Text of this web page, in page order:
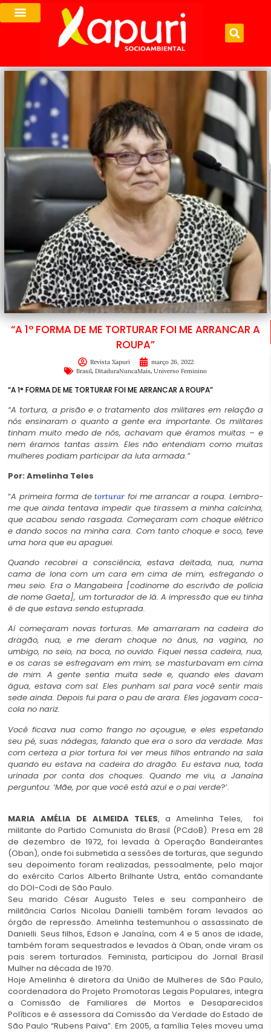
“A 1° FORMA DE ME TORTURAR FOI ME ARRANCAR A
ROUPA”
Revista Xapuri
março 26, 2022
Brasil, DitaduraNuncaMais, Universo Feminino
“A 1° FORMA DE ME TORTURAR FOI ME ARRANCAR A ROUPA”
“A tortura, a prisão e o tratamento dos militares em relação a
nós ensinaram o quanto a gente era importante. Os militares
tinham muito medo de nós, achavam que éramos muitas – e
nem éramos tantas assim. Eles não entendiam como muitas
mulheres podiam participar da luta armada.”
Por: Amelinha Teles
“A primeira forma detorturar foi me arrancar a roupa. Lembro-
me que ainda tentava impedir que tirassem a minha calcinha,
que acabou sendo rasgada. Começaram com choque elétrico
e dando socos na minha cara. Com tanto choque e soco, teve
uma hora que eu apaguei.
Quando recobrei a consciência, estava deitada, nua, numa
cama de lona com um cara em cima de mim, esfregando o
meu seio. Era o Mangabeira [codinome do escrivão de polícia
de nome Gaeta], um torturador de lá. A impressão que eu tinha
é de que estava sendo estuprada.
Aí começaram novas torturas. Me amarraram na cadeira do
dragão, nua, e me deram choque no ânus, na vagina, no
umbigo, no seio, na boca, no ouvido. Fiquei nessa cadeira, nua,
e os caras se esfregavam em mim, se masturbavam em cima
de mim. A gente sentia muita sede e, quando eles davam
água, estava com sal. Eles punham sal para você sentir mais
sede ainda. Depois fui para o pau de arara. Eles jogavam coca-
cola no nariz.
Você ficava nua como frango no açougue, e eles espetando
seu pé, suas nádegas, falando que era o soro da verdade. Mas
com certeza a pior tortura foi ver meus filhos entrando na sala
quando eu estava na cadeira do dragão. Eu estava nua, toda
urinada por conta dos choques. Quando me viu, a Janaína
perguntou: ‘Mãe, por que você está azul e o pai verde?’.
MARIA AMÉLIA DE ALMEIDA TELES, a Amelinha Teles, foi
militante do Partido Comunista do Brasil (PCdoB). Presa em 28
de dezembro de 1972, foi levada à Operação Bandeirantes
(Oban), onde foi submetida a sessões de torturas, que segundo
seu depoimento foram realizadas, pessoalmente, pelo major
do exército Carlos Alberto Brilhante Ustra, então comandante
do DOI-Codi de São Paulo.
Seu marido César Augusto Teles e seu companheiro de
militância Carlos Nicolau Danielli também foram levados ao
órgão de repressão. Amelinha testemunhou o assassinato de
Danielli. Seus filhos, Edson e Janaína, com 4 e 5 anos de idade,
também foram sequestrados e levados à Oban, onde viram os
pais serem torturados. Feminista, participou do Jornal Brasil
Mulher na década de 1970.
Hoje Amelinha é diretora da União de Mulheres de São Paulo,
coordenadora do Projeto Promotoras Legais Populares, integra
a Comissão de Familiares de Mortos e Desaparecidos
Políticos e é assessora da Comissão da Verdade do Estado de
São Paulo “Rubens Paiva”. Em 2005, a família Teles moveu uma